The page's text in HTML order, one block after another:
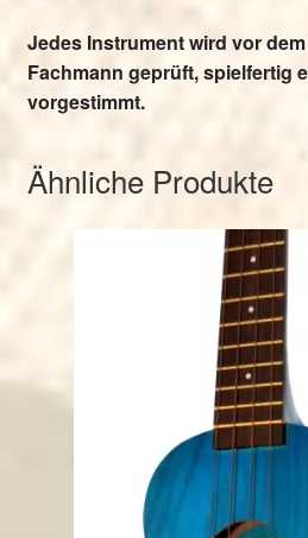
Jedes Instrument wird vor
Fachmann geprüft, spielfertig
vorgestimmt.
Ähnliche Produkte